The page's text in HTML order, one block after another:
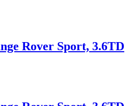
Rover Sport, 3.6TD